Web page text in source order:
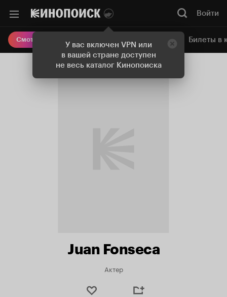
У вас включен VPN или
в вашей стране доступен
не весь каталог Кинопоиска
Войти
Смотреть кино Онлайн-кинотеатр Билеты в
Juan Fonseca
Актер